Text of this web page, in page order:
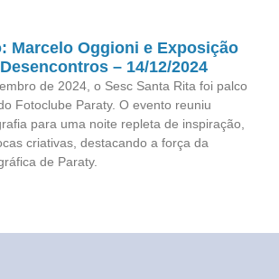
Marcelo Oggioni e Exposição
– 14/12/2024
de 2024, o Sesc Santa Rita foi palco
Fotoclube Paraty. O evento reuniu
para uma noite repleta de inspiração,
criativas, destacando a força da
de Paraty.